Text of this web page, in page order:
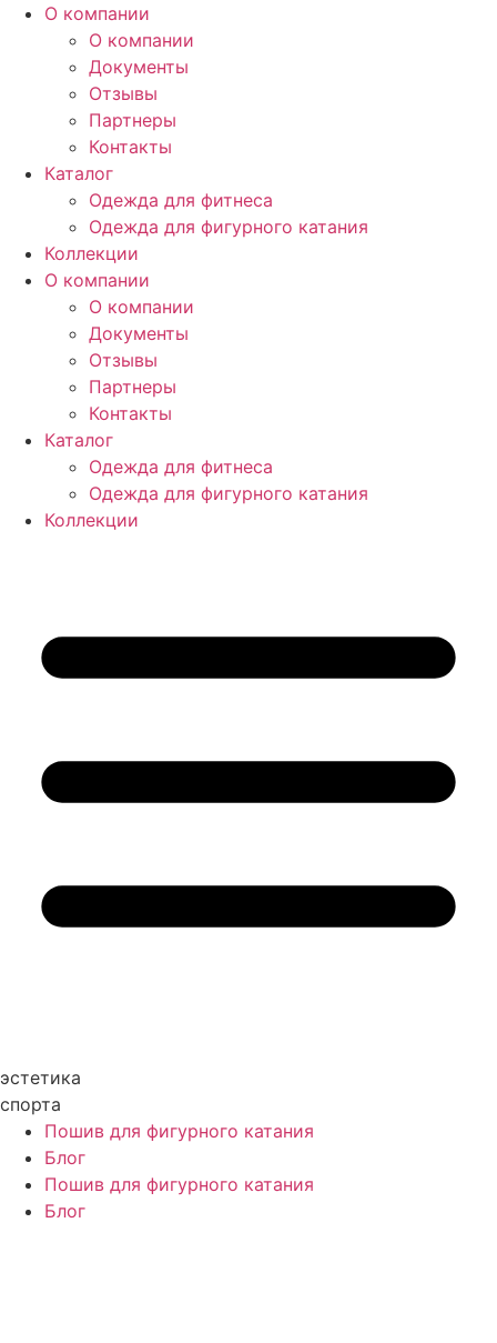
О компании
О компании
Документы
Отзывы
Партнеры
Контакты
Каталог
Одежда для фитнеса
Одежда для фигурного катания
Коллекции
О компании
О компании
Документы
Отзывы
Партнеры
Контакты
Каталог
Одежда для фитнеса
Одежда для фигурного катания
Коллекции
эстетика
спорта
Пошив для фигурного катания
Блог
Пошив для фигурного катания
Блог